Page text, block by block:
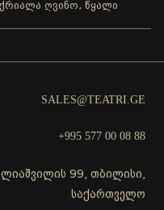
ღვინო, წყალი
SALES@TEATRI.GE
+995 577 00 08 88
99, თბილისი,
საქართველო